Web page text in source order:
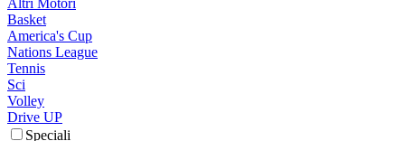
Altri Motori
Basket
America's Cup
Nations League
Tennis
Sci
Volley
Drive UP
Speciali